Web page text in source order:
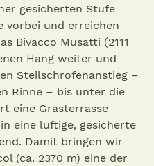
gesicherten Stufe
vorbei und erreichen
Bivacco Musatti (2111
Hang weiter und
Steilschrofenanstieg –
Rinne – bis unter die
eine Grasterrasse
eine luftige, gesicherte
Damit bringen wir
(ca. 2370 m) eine der